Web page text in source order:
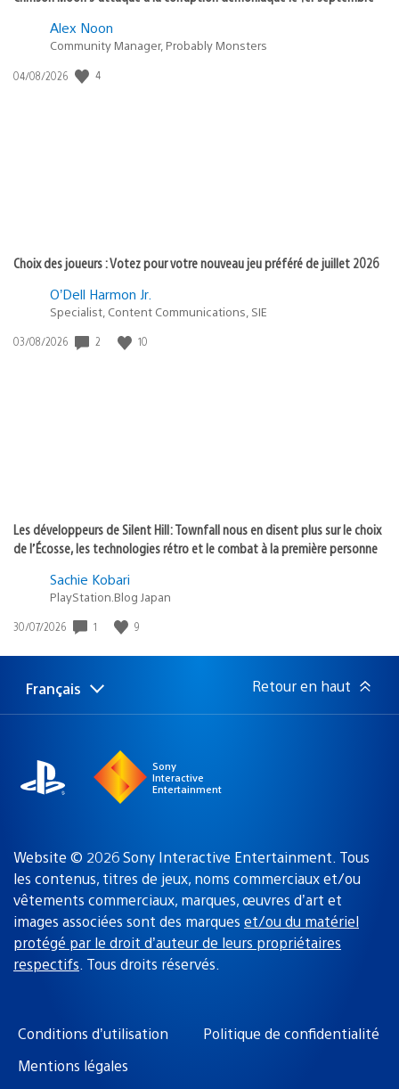
Alex Noon
Community Manager, Probably Monsters
Date
04/08/2026 4
Choix des joueurs : Votez pour votre nouveau jeu préféré de juillet 2026
O’Dell Harmon Jr.
Specialist, Content Communications, SIE
Date
03/08/2026 2 10
Les développeurs de Silent Hill: Townfall nous en disent plus sur le choix
de l’Écosse, les technologies rétro et le combat à la première personne
Sachie Kobari
PlayStation.Blog Japan
Date
publication
30/07/2026 1 9
Choisir
une
Région
actuelle
Français Retour en haut
Sony
Interactive
Entertainment
Website © 2026 Sony Interactive Entertainment. Tous
les contenus, titres de jeux, noms commerciaux et/ou
vêtements commerciaux, marques, œuvres d’art et
images associées sont des marques et/ou du matériel
protégé par le droit d’auteur de leurs propriétaires
respectifs. Tous droits réservés.
Conditions d’utilisation
Politique de confidentialité
Mentions légales